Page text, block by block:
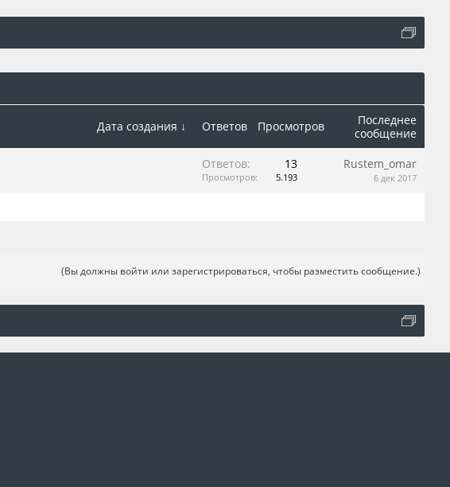
Дата создания ↓ Ответов Просмотров
Последнее
сообщение
Ответов: 13
Просмотров: 5.193
Rustem_omar
6 дек 2017
(Вы должны войти или зарегистрироваться, чтобы разместить сообщение.)